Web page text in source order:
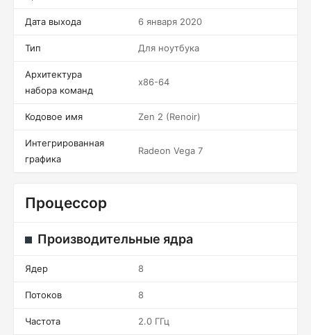
Дата выхода 6 января 2020
Тип Для ноутбука
Архитектура
набора команд
x86-64
Кодовое имя Zen 2 (Renoir)
Интегрированная
графика
Radeon Vega 7
Процессор
Производительные ядра
Ядер 8
Потоков 8
Частота 2.0 ГГц